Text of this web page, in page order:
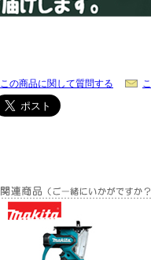
この商品に関して質問する